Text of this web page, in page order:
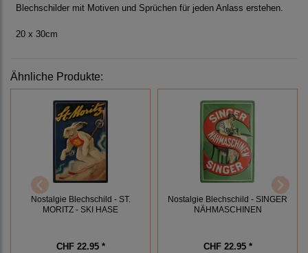
Blechschilder mit Motiven und Sprüchen für jeden Anlass erstehen.
20 x 30cm
Ähnliche Produkte:
Nostalgie Blechschild - ST.
MORITZ - SKI HASE
CHF 22.95 *
Nostalgie Blechschild - SINGER
NÄHMASCHINEN
CHF 22.95 *